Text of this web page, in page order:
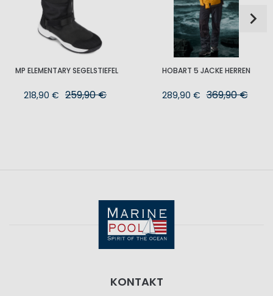
MP ELEMENTARY SEGELSTIEFEL
218,90 € 259,90 €
HOBART 5 JACKE HERREN
289,90 € 369,90 €
KONTAKT